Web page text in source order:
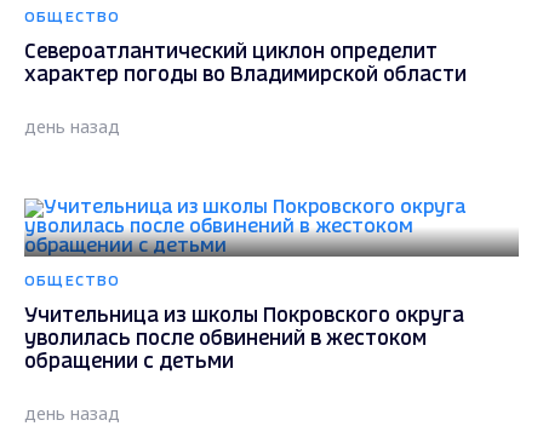
ОБЩЕСТВО
Североатлантический циклон определит
характер погоды во Владимирской области
день назад
ОБЩЕСТВО
Учительница из школы Покровского округа
уволилась после обвинений в жестоком
обращении с детьми
день назад